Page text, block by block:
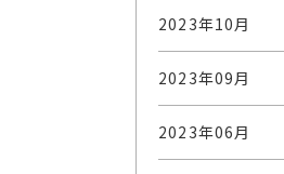
2023年10月
2023年09月
2023年06月